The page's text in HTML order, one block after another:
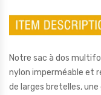
Notre sac à dos
nylon imperméable et
de larges bretelles,